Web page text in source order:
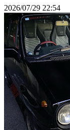
2026/07/29 22:54